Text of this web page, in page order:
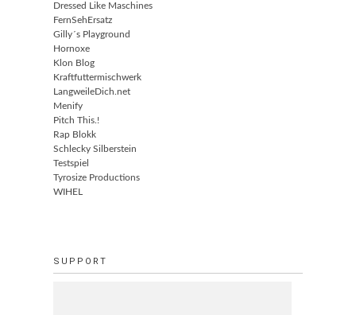
Dressed Like Maschines
FernSehErsatz
Gilly´s Playground
Hornoxe
Klon Blog
Kraftfuttermischwerk
LangweileDich.net
Menify
Pitch This.!
Rap Blokk
Schlecky Silberstein
Testspiel
Tyrosize Productions
WIHEL
SUPPORT